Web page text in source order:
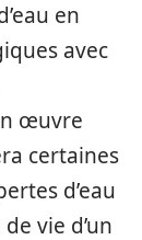
en
avec
œuvre
certaines
d’eau
vie d’un